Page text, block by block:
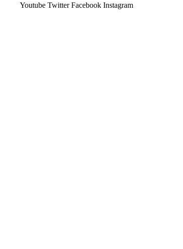
Youtube Twitter Facebook Instagram